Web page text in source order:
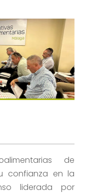
de
confianza en la
liderada por